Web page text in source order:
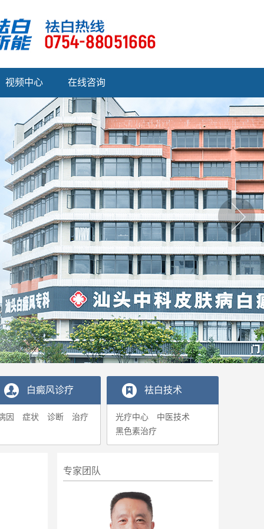
视频中心 在线咨询
白癜风诊疗
因 症状 诊断 治疗
袪白技术
光疗中心
中医技术
黑色素治疗
专家团队